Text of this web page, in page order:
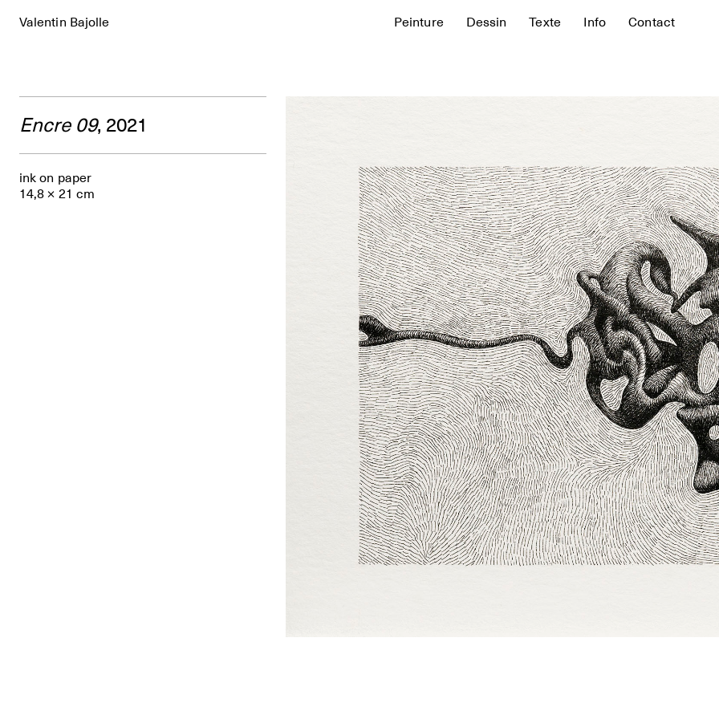
Valentin Bajolle Peinture Dessin Texte Info Contact
Encre 09, 2021
ink on paper
14,8 × 21 cm